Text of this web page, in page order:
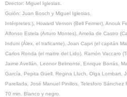
Director: Miguel Iglesias.
Guión: Juan Bosch y Miguel Iglesias.
Intérpretes:), Howard Vernon (Bell Fermer), Anouk
Alfonso Estela (Arturo Montes), Amelia de Castro
Induni (Álex, el traficante), Joan Capri (el capitán
Carlos Ronda (el maitre del Lido), Ramón Vaccaro
Jaime Avellán, Leonor Belmonte, Enrique Borrás,
García, Pepita Güell, Regina Lluch, Olga Lombart,
Parellada, José Manuel Pinillos, Telesforo Sánchez
70 min. Blanco y negro.